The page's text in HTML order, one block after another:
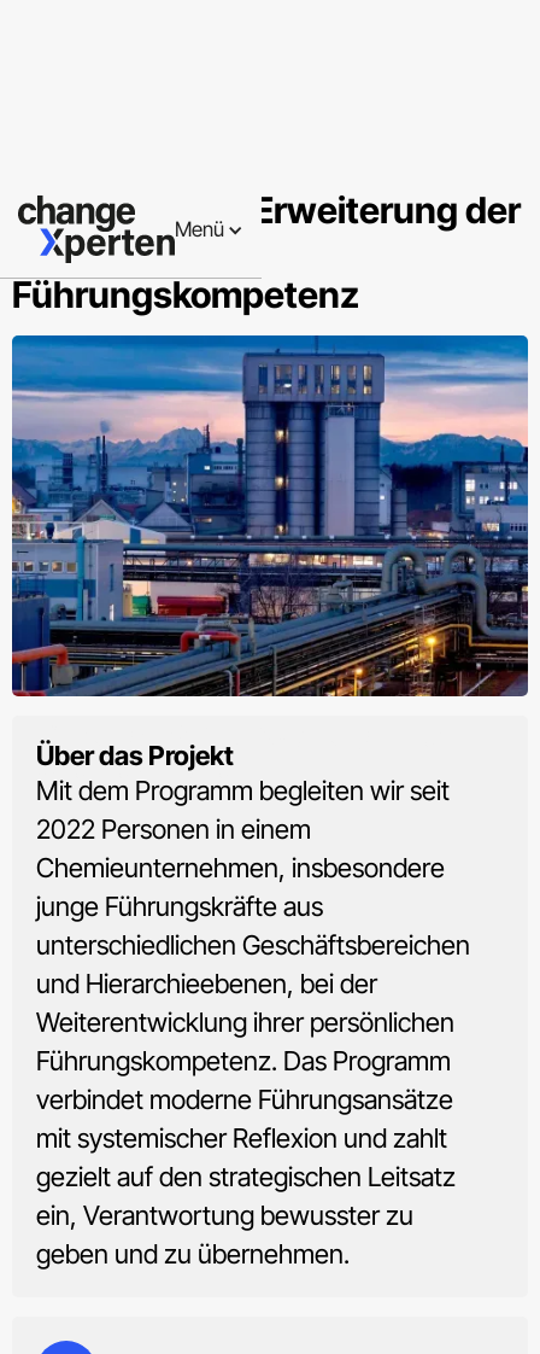
Menü
Programm zur Erweiterung der
persönlichen
Führungskompetenz
Führungskräfteentwicklung in der
Chemiebranche
Über das Projekt
Mit dem Programm begleiten wir seit
2022 Personen in einem
Chemieunternehmen, insbesondere
junge Führungskräfte aus
unterschiedlichen Geschäftsbereichen
und Hierarchieebenen, bei der
Weiterentwicklung ihrer persönlichen
Führungskompetenz. Das Programm
verbindet moderne Führungsansätze
mit systemischer Reflexion und zahlt
gezielt auf den strategischen Leitsatz
ein, Verantwortung bewusster zu
geben und zu übernehmen.